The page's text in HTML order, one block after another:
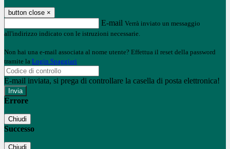
button close ×
E-mail Verrà inviato un messaggio
all'indirizzo indicato con le istruzioni necessarie.
Non hai una e-mail associata al nome utente? Effettua il reset della password
tramite la Login Spaggiari
E-mail inviata, si prega di controllare la casella di posta elettronica!
Errore
Chiudi
Successo
Chiudi